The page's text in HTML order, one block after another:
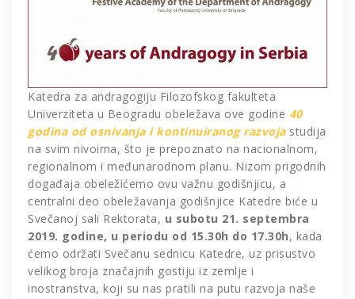
Katedra za andragogiju Filozofskog fakulteta
Univerziteta u Beogradu obeležava ove godine 40
godina od osnivanja i kontinuiranog razvojastudija
na svim nivoima, što je prepoznato na nacionalnom,
regionalnom i međunarodnom planu. Nizom prigodnih
događaja obeležićemo ovu važnu godišnjicu, a
centralni deo obeležavanja godišnjice Katedre biće u
Svečanoj sali Rektorata, u subotu 21. septembra
2019. godine, u periodu od 15.30h do 17.30h, kada
ćemo održati Svečanu sednicu Katedre, uz prisustvo
velikog broja značajnih gostiju iz zemlje i
inostranstva, koji su nas pratili na putu razvoja naše